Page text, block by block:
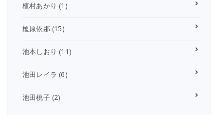
植村あかり (1)
榎原依那 (15)
池本しおり (11)
池田レイラ (6)
池田桃子(2)